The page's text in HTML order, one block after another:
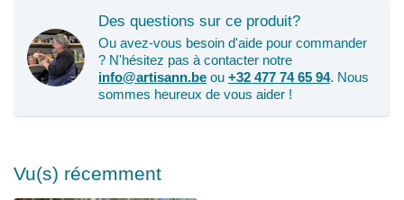
Des questions sur ce produit?
Ou avez-vous besoin d'aide pour commander
? N'hésitez pas à contacter notre
info@artisann.be ou +32 477 74 65 94. Nous
sommes heureux de vous aider !
Vu(s) récemment